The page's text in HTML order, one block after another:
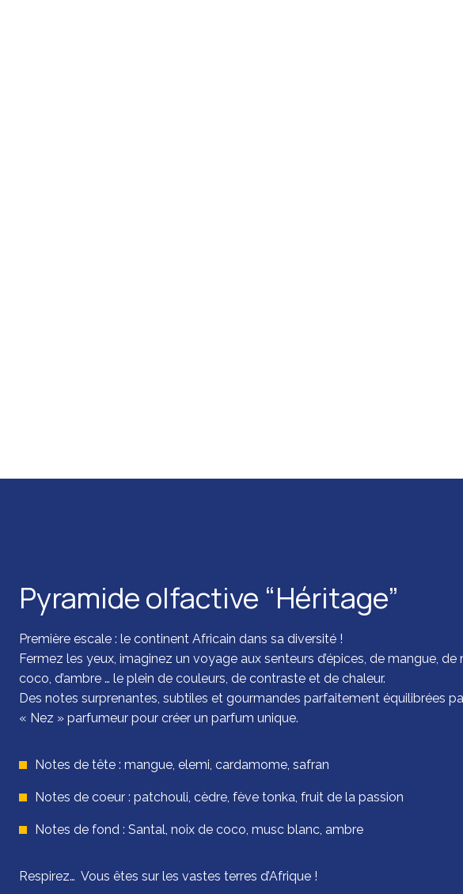
Pyramide olfactive “Héritage”
Première escale : le continent Africain dans sa diversité !
Fermez les yeux, imaginez un voyage aux senteurs d’épices, de mangue, de
coco, d’ambre … le plein de couleurs, de contraste et de chaleur.
Des notes surprenantes, subtiles et gourmandes parfaitement équilibrées
« Nez » parfumeur pour créer un parfum unique.
Notes de tête : mangue, elemi, cardamome, safran
Notes de coeur : patchouli, cèdre, fève tonka, fruit de la passion
Notes de fond : Santal, noix de coco, musc blanc, ambre
Respirez… Vous êtes sur les vastes terres d’Afrique !